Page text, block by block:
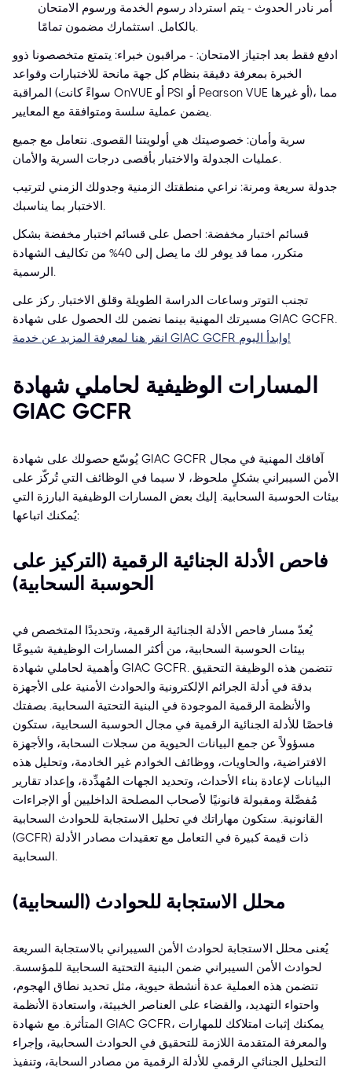
أمر نادر الحدوث - يتم استرداد رسوم الخدمة ورسوم الامتحان
بالكامل. استثمارك مضمون تمامًا.
ادفع فقط بعد اجتياز الامتحان: - مراقبون خبراء: يتمتع متخصصونا ذوو
الخبرة بمعرفة دقيقة بنظام كل جهة مانحة للاختبارات وقواعد
المراقبة (سواءً كانت OnVUE أو PSI أو Pearson VUE أو غيرها)، مما
يضمن عملية سلسة ومتوافقة مع المعايير.
سرية وأمان: خصوصيتك هي أولويتنا القصوى. نتعامل مع جميع
عمليات الجدولة والاختبار بأقصى درجات السرية والأمان.
جدولة سريعة ومرنة: نراعي منطقتك الزمنية وجدولك الزمني لترتيب
الاختبار بما يناسبك.
قسائم اختبار مخفضة: احصل على قسائم اختبار مخفضة بشكل
متكرر، مما قد يوفر لك ما يصل إلى 40% من تكاليف الشهادة
الرسمية.
تجنب التوتر وساعات الدراسة الطويلة وقلق الاختبار. ركز على
مسيرتك المهنية بينما نضمن لك الحصول على شهادة GIAC GCFR.
انقر هنا لمعرفة المزيد عن خدمة GIAC GCFR وابدأ اليوم!
المسارات الوظيفية لحاملي شهادة
GIAC GCFR
يُوسّع حصولك على شهادة GIAC GCFR آفاقك المهنية في مجال
الأمن السيبراني بشكلٍ ملحوظ، لا سيما في الوظائف التي تُركّز على
بيئات الحوسبة السحابية. إليك بعض المسارات الوظيفية البارزة التي
يُمكنك اتباعها:
فاحص الأدلة الجنائية الرقمية (التركيز على
الحوسبة السحابية)
يُعدّ مسار فاحص الأدلة الجنائية الرقمية، وتحديدًا المتخصص في
بيئات الحوسبة السحابية، من أكثر المسارات الوظيفية شيوعًا
وأهمية لحاملي شهادة GIAC GCFR. تتضمن هذه الوظيفة التحقيق
بدقة في أدلة الجرائم الإلكترونية والحوادث الأمنية على الأجهزة
والأنظمة الرقمية الموجودة في البنية التحتية السحابية. بصفتك
فاحصًا للأدلة الجنائية الرقمية في مجال الحوسبة السحابية، ستكون
مسؤولاً عن جمع البيانات الحيوية من سجلات السحابة، والأجهزة
الافتراضية، والحاويات، ووظائف الخوادم غير الخادمة، وتحليل هذه
البيانات لإعادة بناء الأحداث، وتحديد الجهات المُهدِّدة، وإعداد تقارير
مُفصَّلة ومقبولة قانونيًا لأصحاب المصلحة الداخليين أو الإجراءات
القانونية. ستكون مهاراتك في تحليل الاستجابة للحوادث السحابية
(GCFR) ذات قيمة كبيرة في التعامل مع تعقيدات مصادر الأدلة
السحابية.
محلل الاستجابة للحوادث (السحابية)
يُعنى محلل الاستجابة لحوادث الأمن السيبراني بالاستجابة السريعة
لحوادث الأمن السيبراني ضمن البنية التحتية السحابية للمؤسسة.
تتضمن هذه العملية عدة أنشطة حيوية، مثل تحديد نطاق الهجوم،
واحتواء التهديد، والقضاء على العناصر الخبيثة، واستعادة الأنظمة
المتأثرة. مع شهادة GIAC GCFR، يمكنك إثبات امتلاكك للمهارات
والمعرفة المتقدمة اللازمة للتحقيق في الحوادث السحابية، وإجراء
التحليل الجنائي الرقمي للأدلة الرقمية من مصادر السحابة، وتنفيذ